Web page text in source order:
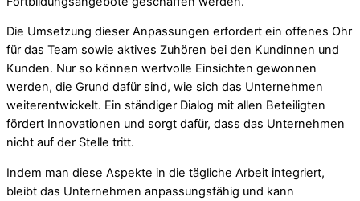
Die Umsetzung dieser Anpassungen erfordert ein offenes Ohr
für das Team sowie aktives Zuhören bei den Kundinnen und
Kunden. Nur so können wertvolle Einsichten gewonnen
werden, die Grund dafür sind, wie sich das Unternehmen
weiterentwickelt. Ein ständiger Dialog mit allen Beteiligten
fördert Innovationen und sorgt dafür, dass das Unternehmen
nicht auf der Stelle tritt.
Indem man diese Aspekte in die tägliche Arbeit integriert,
bleibt das Unternehmen anpassungsfähig und kann